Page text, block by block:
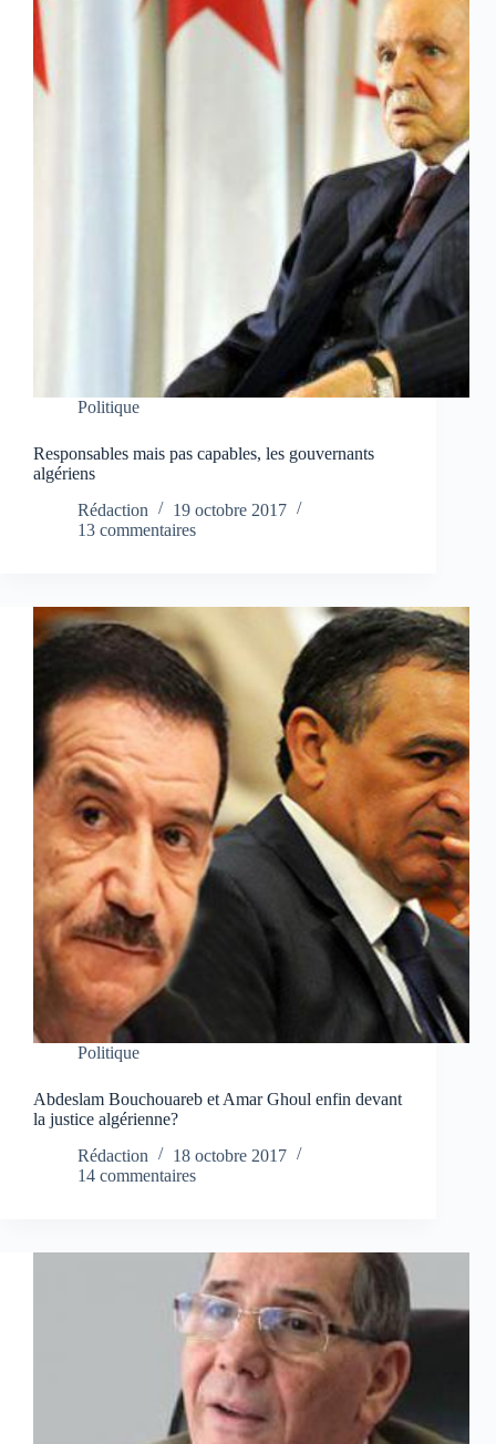
Politique
Responsables mais pas capables, les gouvernants
algériens
Rédaction
19 octobre 2017
13 commentaires
Politique
Abdeslam Bouchouareb et Amar Ghoul enfin devant
la justice algérienne?
Rédaction
18 octobre 2017
14 commentaires